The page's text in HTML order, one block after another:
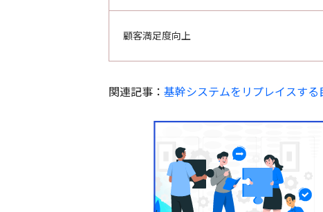
顧客満足度向上
関連記事： 基幹システムをリプレイスす